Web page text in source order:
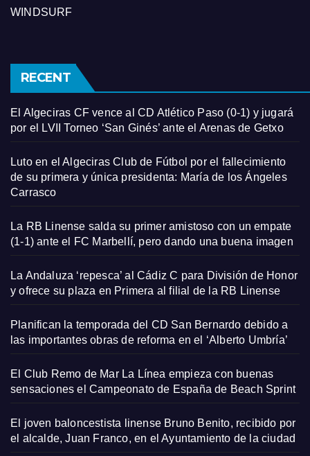
WINDSURF
RECENT
El Algeciras CF vence al CD Atlético Paso (0-1) y jugará
por el LVII Torneo ‘San Ginés’ ante el Arenas de Getxo
Luto en el Algeciras Club de Fútbol por el fallecimiento
de su primera y única presidenta: María de los Ángeles
Carrasco
La RB Linense salda su primer amistoso con un empate
(1-1) ante el FC Marbellí, pero dando una buena imagen
La Andaluza ‘repesca’ al Cádiz C para División de Honor
y ofrece su plaza en Primera al filial de la RB Linense
Planifican la temporada del CD San Bernardo debido a
las importantes obras de reforma en el ‘Alberto Umbría’
El Club Remo de Mar La Línea empieza con buenas
sensaciones el Campeonato de España de Beach Sprint
El joven baloncestista linense Bruno Benito, recibido por
el alcalde, Juan Franco, en el Ayuntamiento de la ciudad